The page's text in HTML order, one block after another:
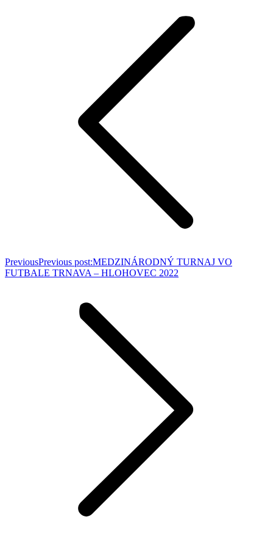
PreviousPrevious post:MEDZINÁRODNÝ TURNAJ VO
FUTBALE TRNAVA – HLOHOVEC 2022